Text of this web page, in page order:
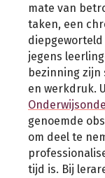
mate van
taken, een
jegens
bezinning zijn
en werkdruk.
genoemde
om deel te
tijd is. Bij